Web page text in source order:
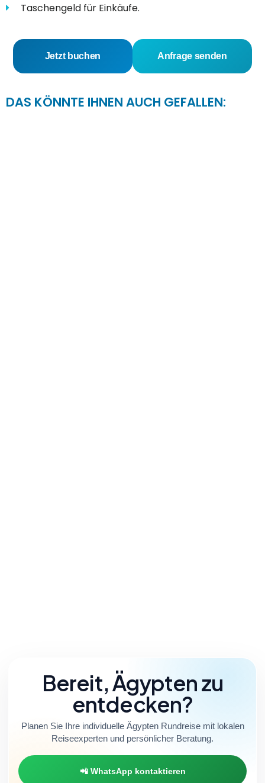
Taschengeld für Einkäufe.
Jetzt buchen Anfrage senden
DAS KÖNNTE IHNEN AUCH GEFALLEN:
Bereit, Ägypten zu
entdecken?
Planen Sie Ihre individuelle Ägypten Rundreise mit lokalen
Reiseexperten und persönlicher Beratung.
📲 WhatsApp kontaktieren